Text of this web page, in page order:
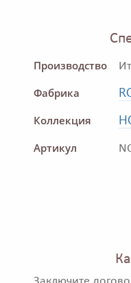
Производство
Фабрика
Коллекция
Артикул